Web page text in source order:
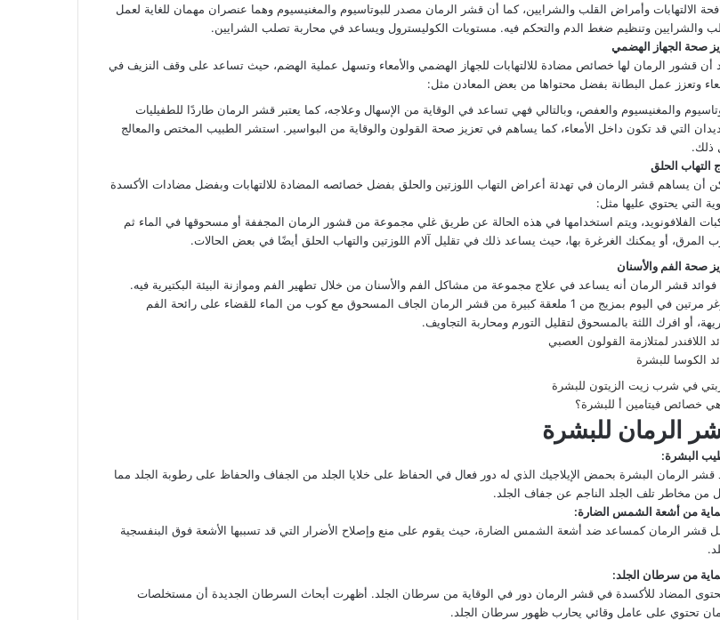
الالتهابات وأمراض القلب والشرايين، كما أن قشر الرمان مصدر للبوتاسيوم والمغنيسيوم وهما عنصران مهمان للغاية لعمل
والشرايين وتنظيم ضغط الدم والتحكم فيه. مستويات الكوليسترول ويساعد في محاربة تصلب الشرايين.
صحة الجهاز الهضمي
أن قشور الرمان لها خصائص مضادة للالتهابات للجهاز الهضمي والأمعاء وتسهل عملية الهضم، حيث تساعد على وقف النزيف في
وتعزز عمل البطانة بفضل محتواها من بعض المعادن مثل:
والمغنيسيوم والعفص، وبالتالي فهي تساعد في الوقاية من الإسهال وعلاجه، كما يعتبر قشر الرمان طاردًا للطفيليات
التي قد تكون داخل الأمعاء، كما يساهم في تعزيز صحة القولون والوقاية من البواسير. استشر الطبيب المختص والمعالج
ذلك.
التهاب الحلق
أن يساهم قشر الرمان في تهدئة أعراض التهاب اللوزتين والحلق بفضل خصائصه المضادة للالتهابات وبفضل مضادات الأكسدة
التي يحتوي عليها مثل:
الفلافونويد، ويتم استخدامها في هذه الحالة عن طريق غلي مجموعة من قشور الرمان المجففة أو مسحوقها في الماء ثم
المرق، أو يمكنك الغرغرة بها، حيث يساعد ذلك في تقليل آلام اللوزتين والتهاب الحلق أيضًا في بعض الحالات.
صحة الفم والأسنان
قشر الرمان أنه يساعد في علاج مجموعة من مشاكل الفم والأسنان من خلال تطهير الفم وموازنة البيئة البكتيرية فيه.
تغرغر مرتين في اليوم بمزيج من 1 ملعقة كبيرة من قشر الرمان الجاف المسحوق مع كوب من الماء للقضاء على رائحة الفم
أو افرك اللثة بالمسحوق لتقليل التورم ومحاربة التجاويف.
اللافندر لمتلازمة القولون العصبي
الكوسا للبشرة
في شرب زيت الزيتون للبشرة
خصائص فيتامين أ للبشرة؟
الرمان للبشرة
البشرة:
قشر الرمان البشرة بحمض الإيلاجيك الذي له دور فعال في الحفاظ على خلايا الجلد من الجفاف والحفاظ على رطوبة الجلد مما
من مخاطر تلف الجلد الناجم عن جفاف الجلد.
من أشعة الشمس الضارة:
قشر الرمان كمساعد ضد أشعة الشمس الضارة، حيث يقوم على منع وإصلاح الأضرار التي قد تسببها الأشعة فوق البنفسجية
من سرطان الجلد:
المضاد للأكسدة في قشر الرمان دور في الوقاية من سرطان الجلد. أظهرت أبحاث السرطان الجديدة أن مستخلصات
تحتوي على عامل وقائي يحارب ظهور سرطان الجلد.